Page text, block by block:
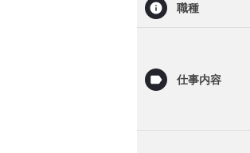
職種
仕事内容